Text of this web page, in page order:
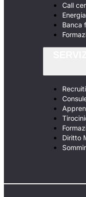
Call
Banca
Diritto